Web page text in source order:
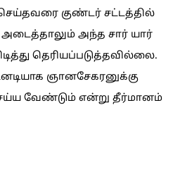
குண்டர் சட்டத்தில்
அடைத்தாலும் அந்த சார் யார்
தெரியப்படுத்தவில்லை.
ஞானசேகரனுக்கு
வேண்டும் என்று தீர்மானம்